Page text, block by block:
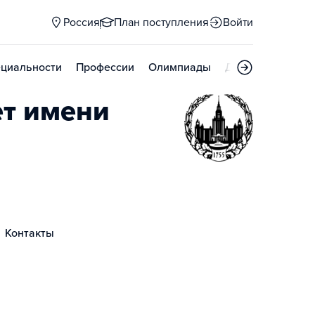
Россия План поступления Войти
Профессии Олимпиады Дни открытых
имени
Контакты